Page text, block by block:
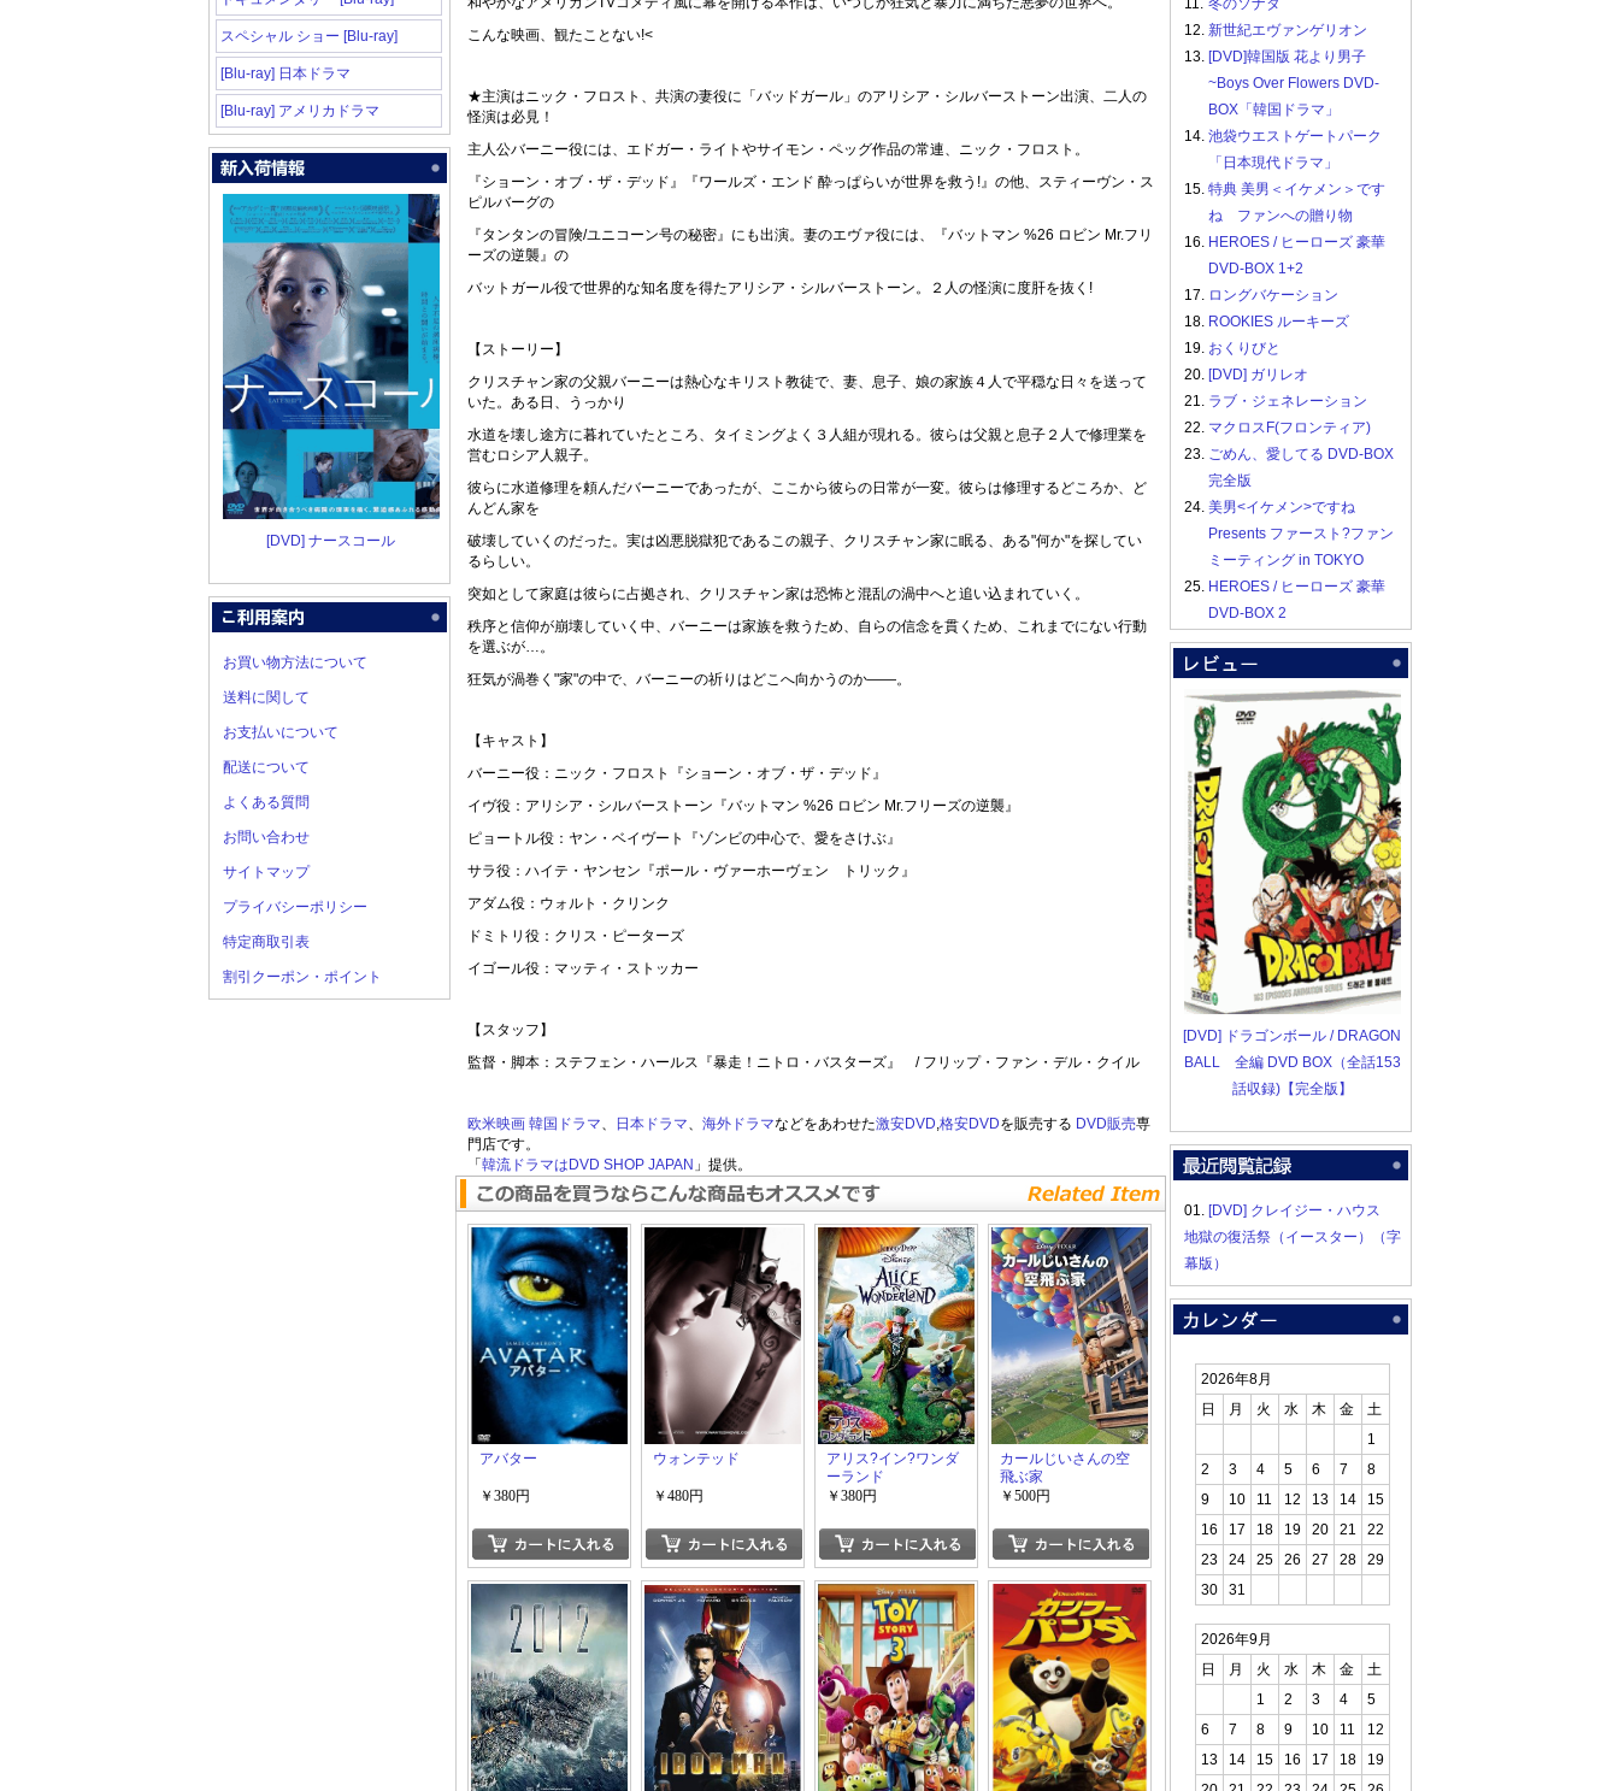
スペシャル ショー [Blu-ray]
[Blu-ray] 日本ドラマ
[Blu-ray] アメリカドラマ
[DVD] ナースコール
お買い物方法について
送料に関して
お支払いについて
配送について
よくある質問
お問い合わせ
サイトマップ
プライバシーポリシー
特定商取引表
割引クーポン・ポイント
こんな映画、観たことない!<
★主演はニック・フロスト、共演の妻役に「バッドガール」のアリシア・シルバーストーン出演、二人の
怪演は必見！
主人公バーニー役には、エドガー・ライトやサイモン・ペッグ作品の常連、ニック・フロスト。
『ショーン・オブ・ザ・デッド』『ワールズ・エンド 酔っぱらいが世界を救う!』の他、スティーヴン・ス
ピルバーグの
『タンタンの冒険/ユニコーン号の秘密』にも出演。妻のエヴァ役には、『バットマン %26 ロビン Mr.フリ
ーズの逆襲』の
バットガール役で世界的な知名度を得たアリシア・シルバーストーン。２人の怪演に度肝を抜く!
【ストーリー】
クリスチャン家の父親バーニーは熱心なキリスト教徒で、妻、息子、娘の家族４人で平穏な日々を送って
いた。ある日、うっかり
水道を壊し途方に暮れていたところ、タイミングよく３人組が現れる。彼らは父親と息子２人で修理業を
営むロシア人親子。
彼らに水道修理を頼んだバーニーであったが、ここから彼らの日常が一変。彼らは修理するどころか、ど
んどん家を
破壊していくのだった。実は凶悪脱獄犯であるこの親子、クリスチャン家に眠る、ある"何か"を探してい
るらしい。
突如として家庭は彼らに占拠され、クリスチャン家は恐怖と混乱の渦中へと追い込まれていく。
秩序と信仰が崩壊していく中、バーニーは家族を救うため、自らの信念を貫くため、これまでにない行動
を選ぶが…。
狂気が渦巻く"家"の中で、バーニーの祈りはどこへ向かうのか――。
【キャスト】
バーニー役：ニック・フロスト『ショーン・オブ・ザ・デッド』
イヴ役：アリシア・シルバーストーン『バットマン %26 ロビン Mr.フリーズの逆襲』
ピョートル役：ヤン・ベイヴート『ゾンビの中心で、愛をさけぶ』
サラ役：ハイテ・ヤンセン『ポール・ヴァーホーヴェン トリック』
アダム役：ウォルト・クリンク
ドミトリ役：クリス・ピーターズ
イゴール役：マッティ・ストッカー
【スタッフ】
監督・脚本：ステフェン・ハールス『暴走！ニトロ・バスターズ』 / フリップ・ファン・デル・クイル
欧米映画 韓国ドラマ、 日本ドラマ、 海外ドラマなどをあわせた激安DVD,格安DVDを販売する DVD販売専
門店です。
「 韓流ドラマはDVD SHOP JAPAN 」提供。
アバター
￥380円
ウォンテッド
￥480円
アリス?イン?ワンダ
ーランド
￥380円
カールじいさんの空
飛ぶ家
￥500円
11. 冬のソナタ
12. 新世紀エヴァンゲリオン
13. [DVD]韓国版 花より男子
~Boys Over Flowers DVD-
BOX「韓国ドラマ」
14. 池袋ウエストゲートパーク
「日本現代ドラマ」
15. 特典 美男＜イケメン＞です
ね ファンへの贈り物
16. HEROES / ヒーローズ 豪華
DVD-BOX 1+2
17. ロングバケーション
18. ROOKIES ルーキーズ
19. おくりびと
20. [DVD] ガリレオ
21. ラブ・ジェネレーション
22. マクロスF(フロンティア)
23. ごめん、愛してる DVD-BOX
完全版
24. 美男<イケメン>ですね
Presents ファースト?ファン
ミーティング in TOKYO
25. HEROES / ヒーローズ 豪華
DVD-BOX 2
[DVD] ドラゴンボール / DRAGON
BALL 全編 DVD BOX（全話153
話収録)【完全版】
01. [DVD] クレイジー・ハウス
地獄の復活祭（イースター）（字
幕版）
2026年8月
日
月 火 水 木 金
土
1
2
3 4 5 6 7
8
9
10 11 12 13 14
15
16
17 18 19 20 21
22
23
24 25 26 27 28
29
30
31
2026年9月
日
月 火 水 木 金
土
1
2 3 4
5
6
7 8 9 10 11
12
13
14 15 16 17 18
19